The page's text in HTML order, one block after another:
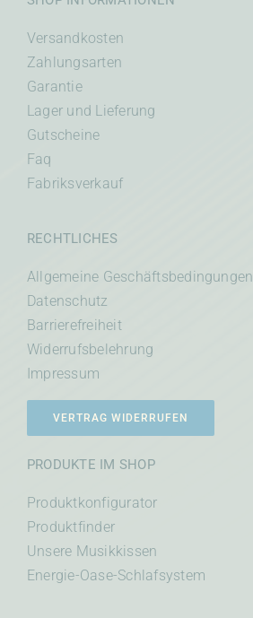
Versandkosten
Zahlungsarten
Garantie
Lager und Lieferung
Gutscheine
Faq
Fabriksverkauf
RECHTLICHES
Allgemeine Geschäftsbedingungen
Datenschutz
Barrierefreiheit
Widerrufsbelehrung
Impressum
VERTRAG WIDERRUFEN
PRODUKTE IM SHOP
Produktkonfigurator
Produktfinder
Unsere Musikkissen
Energie-Oase-Schlafsystem